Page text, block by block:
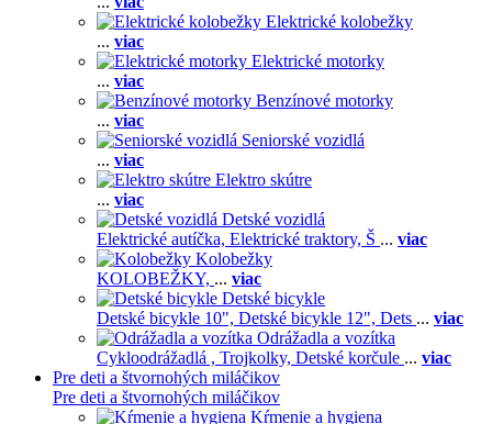
Elektrické kolobežky
... viac
Elektrické motorky
... viac
Benzínové motorky
... viac
Seniorské vozidlá
... viac
Elektro skútre
... viac
Detské vozidlá
Elektrické autíčka, Elektrické traktory, Š ... viac
Kolobežky
KOLOBEŽKY, ... viac
Detské bicykle
Detské bicykle 10", Detské bicykle 12", Dets ... viac
Odrážadla a vozítka
Cykloodrážadlá , Trojkolky, Detské korčule ... viac
Pre deti a štvornohých miláčikov
Pre deti a štvornohých miláčikov
Kŕmenie a hygiena